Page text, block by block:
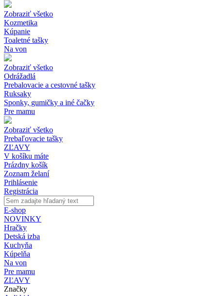
Zobraziť všetko
Kozmetika
Kúpanie
Toaletné tašky
Na von
Zobraziť všetko
Odrážadlá
Prebalovacie a cestovné tašky
Ruksaky
Sponky, gumičky a iné čačky
Pre mamu
Zobraziť všetko
Prebaľovacie tašky
ZĽAVY
V košíku máte
Prázdny košík
Zoznam želaní
Prihlásenie
Registrácia
E-shop
NOVINKY
Hračky
Detská izba
Kuchyňa
Kúpelňa
Na von
Pre mamu
ZĽAVY
Značky